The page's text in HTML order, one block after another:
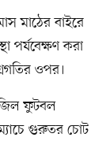
মাঠের বাইরে
পর্যবেক্ষণ করা
ওপর।
ফুটবল
গুরুতর চোট